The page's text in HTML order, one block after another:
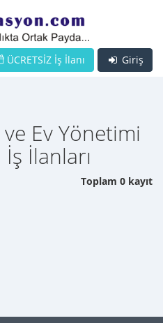
Giriş
ÜCRETSİZ İş İlanı
Ev Yönetimi
İlanları
Toplam 0 kayıt